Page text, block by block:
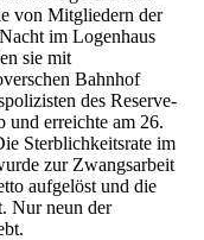
von Mitgliedern der
im Logenhaus
sie mit
Bahnhof
des Reserve-
und erreichte am 26.
Sterblichkeitsrate im
zur Zwangsarbeit
aufgelöst und die
Nur neun der